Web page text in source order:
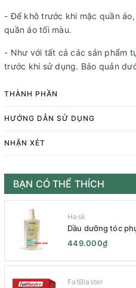
- Để khô trước khi mặc quần
quần áo tối màu.
- Như với tất cả các sản phẩm
trước khi sử dụng. Bảo quản
THÀNH PHẦN
HƯỚNG DẪN SỬ DỤNG
NHẬN XÉT
BẠN CÓ THỂ THÍCH
Hask
Dầu dưỡng tóc
Series 120mL-
449.000₫
FatBlaster